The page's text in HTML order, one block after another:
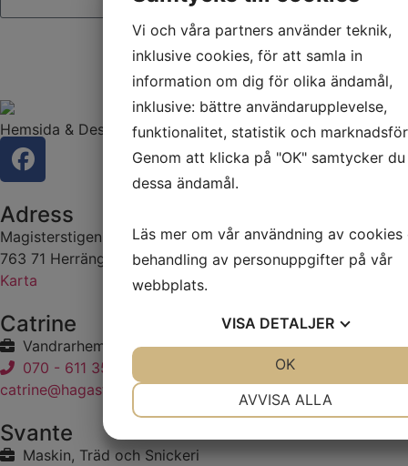
Skicka
Hemsida & Design av Intendit AB
Adress
Magisterstigen 3
763 71 Herräng
Karta
Catrine
Vandrarhem och Ridning
070 - 611 35 52
catrine@hagastall.se
Svante
Maskin, Träd och Snickeri
Vi och våra partners använder teknik,
inklusive cookies, för att samla in
information om dig för olika ändamål,
inklusive: bättre användarupplevelse,
funktionalitet, statistik och
Genom att klicka på "OK" samtycker
dessa ändamål.
Läs mer om vår användning av cookies
behandling av personuppgifter på vår
webbplats.
VISA DETALJER
MARKNADSFÖRING
AVVISA ALLA
OK